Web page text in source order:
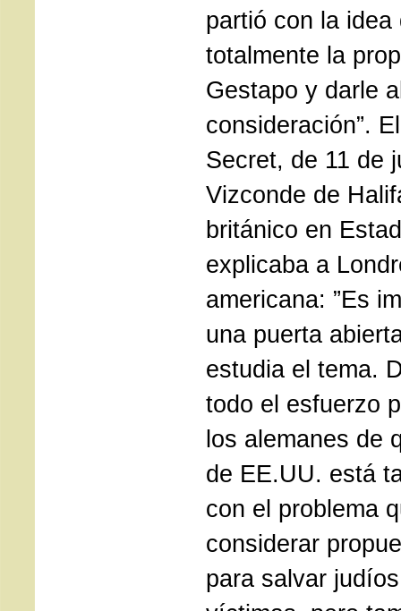
partió con la idea
totalmente la
Gestapo y darle
consideración”.
Secret, de 11 de
Vizconde de
británico en
explicaba a
americana: ”Es
una puerta
estudia el tema.
todo el esfuerzo
los alemanes de
de EE.UU. está
con el problema
considerar
para salvar